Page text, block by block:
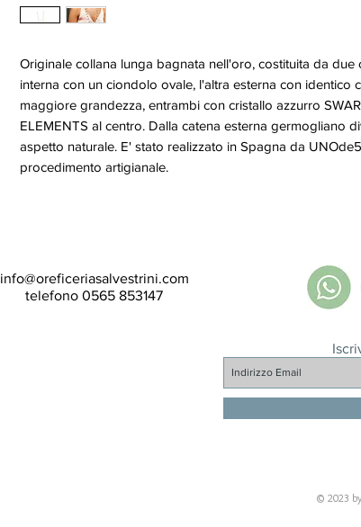
Originale collana lunga bagnata nell'oro, costituita da due
interna con un ciondolo ovale, l'altra esterna con identico
maggiore grandezza, entrambi con cristallo azzurro
ELEMENTS al centro. Dalla catena esterna germogliano
aspetto naturale. E' stato realizzato in Spagna da
procedimento artigianale.
info@oreficeriasalvestrini.com
telefono 0565 853147
© 2023